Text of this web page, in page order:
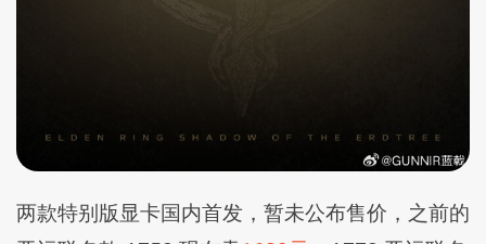
两款特别版显卡国内首发，暂未公布售价，之前的